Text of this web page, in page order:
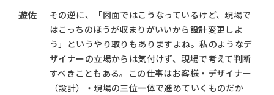
遊佐
その逆に、「図面ではこうなっているけど、現場で
はこっちのほうが収まりがいいから設計変更しよ
う」というやり取りもありますよね。私のようなデ
ザイナーの立場からは気付けず、現場で考えて判断
すべきこともある。この仕事はお客様・デザイナー
（設計）・現場の三位一体で進めていくものだか